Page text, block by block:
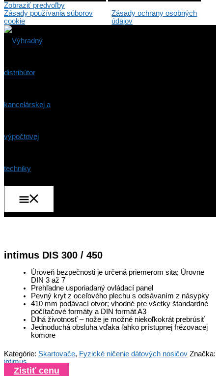
Zobraziť predvoľby
Zásady používania súborov
cookie
Zásady ochrany osobných
údajov
Preskočiť
obsah
Hlavné
intimus DIS 300 / 450
Úroveň bezpečnosti je určená priemerom sita; Úrovne
DIN 3 až 7
Prehľadne usporiadaný ovládací panel
Pevný kryt z oceľového plechu s odsávaním z násypky
410 mm podávací otvor; vhodné pre všetky štandardné
počítačové formáty a DIN formát A3
Dlhá životnosť – nože je možné niekoľkokrát prebrúsiť
Jednoduchá obsluha vďaka ľahko prístupnej frézovacej
komore
Kategórie: Skartovače, Fyzické ničenie dátových nosičov Značka:
intimus
Zistiť cenu